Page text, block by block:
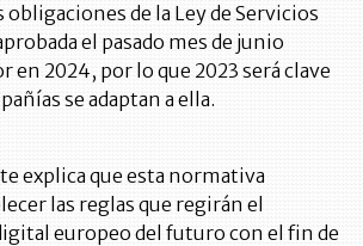
obligaciones de la Ley de Servicios
el pasado mes de junio
en 2024, por lo que 2023 será clave
se adaptan a ella.
explica que esta normativa
las reglas que regirán el
europeo del futuro con el fin de